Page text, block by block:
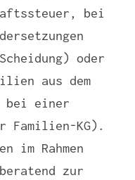
bei
oder
aus dem
bei einer
Familien-KG).
im Rahmen
zur